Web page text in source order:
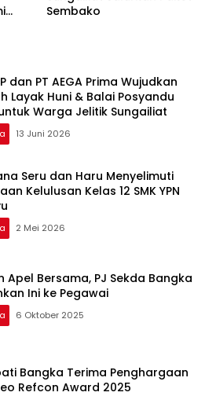
Sembako
dan PT AEGA Prima Wujudkan
Layak Huni & Balai Posyandu
Warga Jelitik Sungailiat
13 Juni 2026
Seru dan Haru Menyelimuti
Kelulusan Kelas 12 SMK YPN
2 Mei 2026
Apel Bersama, PJ Sekda Bangka
Ini ke Pegawai
6 Oktober 2025
Bangka Terima Penghargaan
Refcon Award 2025